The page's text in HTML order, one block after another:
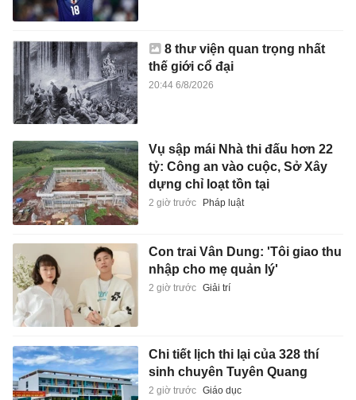
8 thư viện quan trọng nhất
thế giới cổ đại
20:44 6/8/2026
Vụ sập mái Nhà thi đấu hơn 22
tỷ: Công an vào cuộc, Sở Xây
dựng chỉ loạt tồn tại
2 giờ trước Pháp luật
Con trai Vân Dung: 'Tôi giao thu
nhập cho mẹ quản lý'
2 giờ trước Giải trí
Chi tiết lịch thi lại của 328 thí
sinh chuyên Tuyên Quang
2 giờ trước Giáo dục